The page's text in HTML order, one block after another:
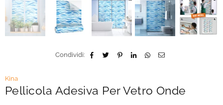
Condividi:
Kina
Pellicola Adesiva Per Vetro Onde